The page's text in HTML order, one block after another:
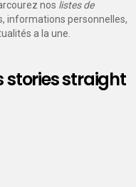
nos listes de
informations personnelles,
a la une.
stories straight